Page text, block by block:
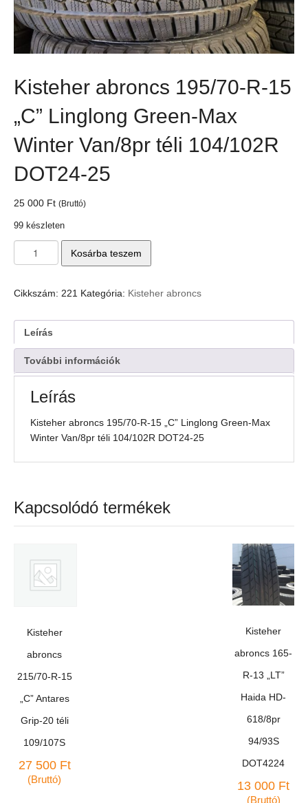
Kisteher abroncs 195/70-R-15
„C” Linglong Green-Max
Winter Van/8pr téli 104/102R
DOT24-25
25 000 Ft (Bruttó)
99 készleten
abroncs
R-
Linglong
Green-
Max
Winter
DOT24-
Kosárba teszem
Cikkszám: 221 Kategória: Kisteher abroncs
Leírás
További információk
Leírás
Kisteher abroncs 195/70-R-15 „C” Linglong Green-Max
Winter Van/8pr téli 104/102R DOT24-25
Kapcsolódó termékek
Kisteher
abroncs
215/70-R-15
„C” Antares
Grip-20 téli
109/107S
27 500 Ft
(Bruttó)
Kisteher
abroncs 165-
R-13 „LT”
Haida HD-
618/8pr
94/93S
DOT4224
13 000 Ft
(Bruttó)